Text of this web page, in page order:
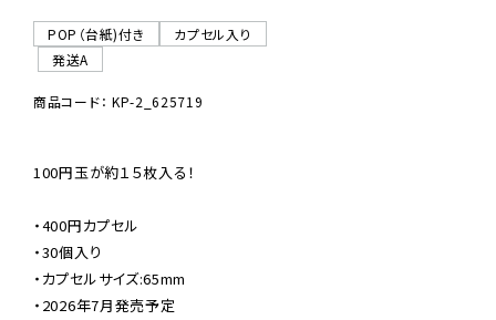
POP（台紙)付き
カプセル入り
発送A
商品コード： KP-2_625719
100円玉が約１５枚入る！
・400円カプセル
・30個入り
・カプセルサイズ:65mm
・2026年7月発売予定